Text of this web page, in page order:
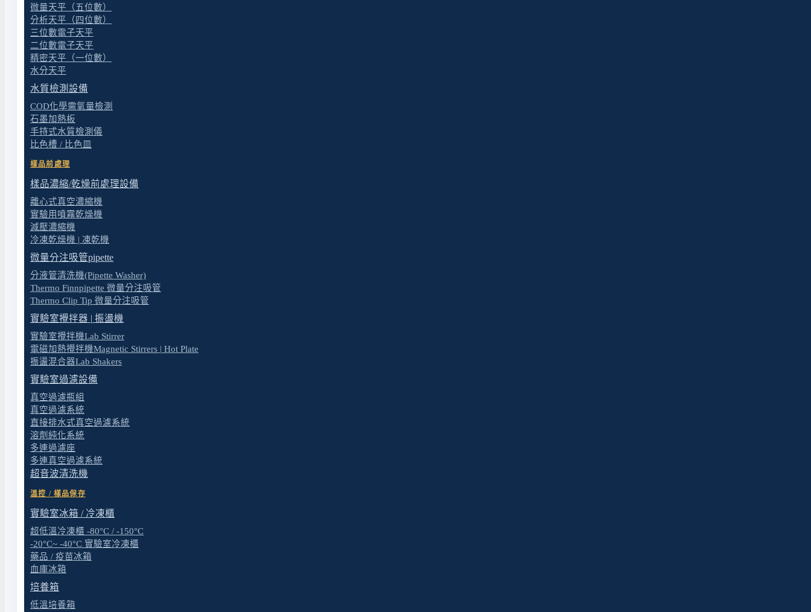
微量天平（五位數）
分析天平（四位數）
三位數電子天平
二位數電子天平
精密天平（一位數）
水分天平
水質檢測設備
COD化學需氧量檢測
石墨加熱板
手持式水質檢測儀
比色槽 / 比色皿
樣品前處理
樣品濃縮/乾燥前處理設備
離心式真空濃縮機
實驗用噴霧乾燥機
減壓濃縮機
冷凍乾燥機 | 凍乾機
微量分注吸管pipette
分液管清洗機(Pipette Washer)
Thermo Finnpipette 微量分注吸管
Thermo Clip Tip 微量分注吸管
實驗室攪拌器 | 振盪機
實驗室攪拌機Lab Stirrer
電磁加熱攪拌機Magnetic Stirrers | Hot Plate
振盪混合器Lab Shakers
實驗室過濾設備
真空過濾瓶組
真空過濾系統
直接排水式真空過濾系統
溶劑純化系統
多連過濾座
多連真空過濾系統
超音波清洗機
溫控 / 樣品保存
實驗室冰箱 / 冷凍櫃
超低溫冷凍櫃 -80°C / -150°C
-20°C~ -40°C 實驗室冷凍櫃
藥品 / 疫苗冰箱
血庫冰箱
培養箱
低溫培養箱
Alligator 200 主要用在以下幾種實驗室情境：
廢液回收——從抽氣瓶、收集瓶中抽取累積的廢液，轉移到廢液桶。手動倒廢液有溢灑風險，用抽水幫浦搭配管路可以減少接觸。
溶液轉移——在容器之間移動液體，特別是量大、不適合用吸管的場合。
液體取樣
與真空幫浦的差異
名稱容易混淆，但兩者用途不同。
液體輸送的設備。如果需求是建立真空而非輸送液體，請參閱
液體相容性注意
Alligator 200 的隔膜與管路材質有其化學相容範圍，使用前建議確認輸送液體是否與接液材質相容。一般水溶液、稀酸鹼溶液通常沒
有問題；高濃度有機溶劑或強腐蝕性液體則需要事先確認。如果不確定，可以提供液體種類讓原拓協助評估。
相關設備與服務
無油隔膜式真空幫浦— 適合真空過濾、旋蒸等應用
實驗室規劃與建置經理人
科學儀器經理人
有液體輸送的特殊需求或管路配置規劃，歡迎洽詢。
立即諮詢
相關文章
常見問題解答